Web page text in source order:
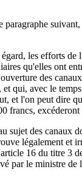
les efforts
qu'elles ont
des
qui, avec le
et l'on peut dire
francs,
sujet des canaux
légalement et
16 du titre 3
par le ministre de